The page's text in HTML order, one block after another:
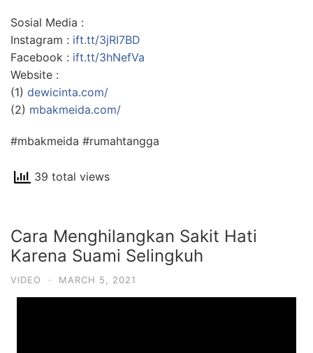
Sosial Media :
Instagram : ift.tt/3jRI7BD
Facebook : ift.tt/3hNefVa
Website :
(1) dewicinta.com/
(2) mbakmeida.com/
#mbakmeida #rumahtangga
39 total views
Cara Menghilangkan Sakit Hati
Karena Suami Selingkuh
VIDEO · MARCH 5, 2021